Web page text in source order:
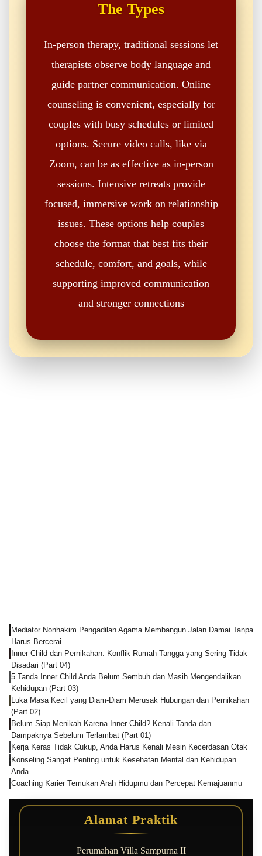
The Types
In-person therapy, traditional sessions let
therapists observe body language and
guide partner communication. Online
counseling is convenient, especially for
couples with busy schedules or limited
options. Secure video calls, like via
Zoom, can be as effective as in-person
sessions. Intensive retreats provide
focused, immersive work on relationship
issues. These options help couples
choose the format that best fits their
schedule, comfort, and goals, while
supporting improved communication
and stronger connections
Mediator Nonhakim Pengadilan Agama Membangun Jalan Damai Tanpa
Harus Bercerai
Inner Child dan Pernikahan: Konflik Rumah Tangga yang Sering Tidak
Disadari (Part 04)
5 Tanda Inner Child Anda Belum Sembuh dan Masih Mengendalikan
Kehidupan (Part 03)
Luka Masa Kecil yang Diam-Diam Merusak Hubungan dan Pernikahan
(Part 02)
Belum Siap Menikah Karena Inner Child? Kenali Tanda dan
Dampaknya Sebelum Terlambat (Part 01)
Kerja Keras Tidak Cukup, Anda Harus Kenali Mesin Kecerdasan Otak
Konseling Sangat Penting untuk Kesehatan Mental dan Kehidupan
Anda
Coaching Karier Temukan Arah Hidupmu dan Percepat Kemajuanmu
Alamat Praktik
Perumahan Villa Sampurna II